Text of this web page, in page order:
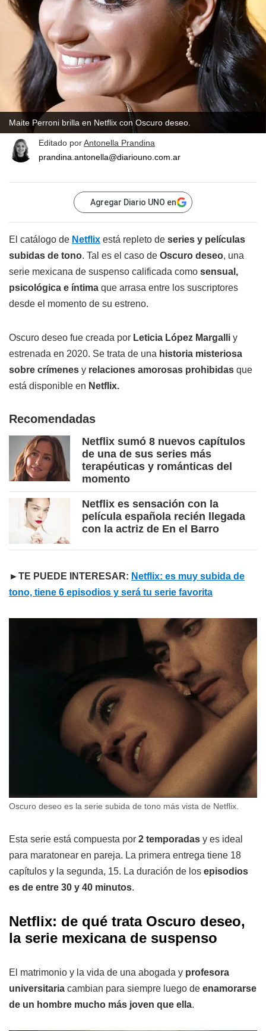
Maite Perroni brilla en Netflix con Oscuro deseo.
Editado porAntonella Prandina
prandina.antonella@diariouno.com.ar
Agregar Diario UNO en
El catálogo de Netflix está repleto de series y películas
subidas de tono. Tal es el caso de Oscuro deseo, una
serie mexicana de suspenso calificada como sensual,
psicológica e íntima que arrasa entre los suscriptores
desde el momento de su estreno.
Oscuro deseo fue creada por Leticia López Margalli y
estrenada en 2020. Se trata de una historia misteriosa
sobre crímenes y relaciones amorosas prohibidas que
está disponible en Netflix.
Recomendadas
Netflix sumó 8 nuevos capítulos
de una de sus series más
terapéuticas y románticas del
momento
Netflix es sensación con la
película española recién llegada
con la actriz de En el Barro
►TE PUEDE INTERESAR: Netflix: es muy subida de
tono, tiene 6 episodios y será tu serie favorita
Oscuro deseo es la serie subida de tono más vista de Netflix.
Esta serie está compuesta por 2 temporadas y es ideal
para maratonear en pareja. La primera entrega tiene 18
capítulos y la segunda, 15. La duración de los episodios
es de entre 30 y 40 minutos.
Netflix: de qué trata Oscuro deseo,
la serie mexicana de suspenso
El matrimonio y la vida de una abogada y profesora
universitaria cambian para siempre luego de enamorarse
de un hombre mucho más joven que ella.